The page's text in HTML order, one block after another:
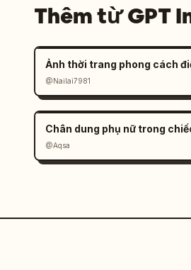
Thêm từ GPT
@Nailai7981
@Aqsa